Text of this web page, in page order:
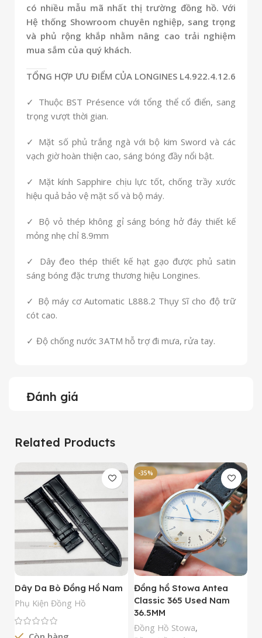
có nhiều mẫu mã nhất thị trường đồng hồ. Với
Hệ thống Showroom chuyên nghiệp, sang trọng
và phủ rộng khắp nhằm nâng cao trải nghiệm
mua sắm của quý khách.
TỔNG HỢP ƯU ĐIỂM CỦA LONGINES L4.922.4.12.6
✓ Thuộc BST Présence với tổng thể cổ điển, sang
trọng vượt thời gian.
✓ Mặt số phủ trắng ngà với bộ kim Sword và các
vạch giờ hoàn thiện cao, sáng bóng đầy nổi bật.
✓ Mặt kính Sapphire chịu lực tốt, chống trầy xước
hiệu quả bảo vệ mặt số và bộ máy.
✓ Bộ vỏ thép không gỉ sáng bóng hở đáy thiết kế
mỏng nhẹ chỉ 8.9mm
✓ Dây đeo thép thiết kế hạt gạo được phủ satin
sáng bóng đặc trưng thương hiệu Longines.
✓ Bộ máy cơ Automatic L888.2 Thụy Sĩ cho độ trữ
cót cao.
✓ Độ chống nước 3ATM hỗ trợ đi mưa, rửa tay.
Đánh giá
Related Products
Dây Da Bò Đồng Hồ Nam
Phụ Kiện Đồng Hồ
-35%
Đồng hồ Stowa Antea
Classic 365 Used Nam
36.5MM
Đồng Hồ Stowa,